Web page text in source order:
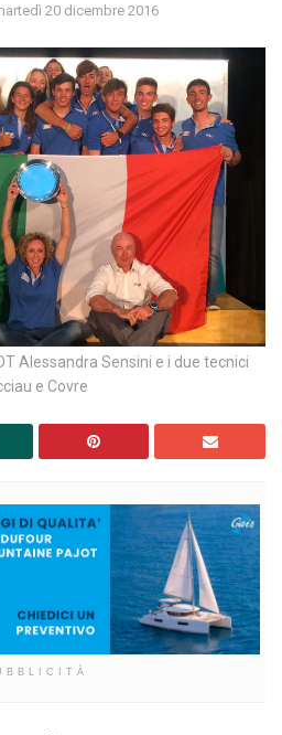
20 dicembre 2016
Alessandra Sensini e i due tecnici
e Covre